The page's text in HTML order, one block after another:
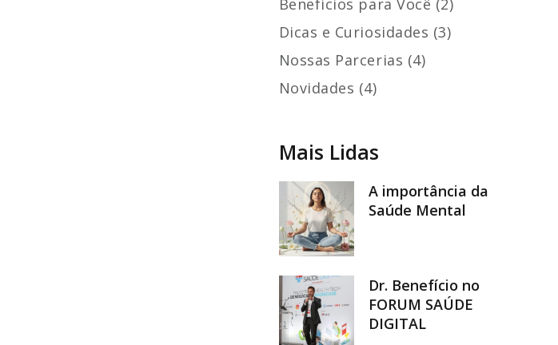
Benefícios para Você (2)
Dicas e Curiosidades (3)
Nossas Parcerias (4)
Novidades (4)
Mais Lidas
A importância da
Saúde Mental
Dr. Benefício no
FORUM SAÚDE
DIGITAL